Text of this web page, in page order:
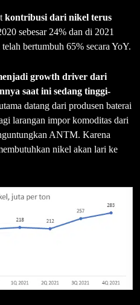
kontribusi dari nikel terus
sebesar 24% dan di 2021
bertumbuh 65% secara YoY.
growth driver dari
saat ini sedang tinggi-
datang dari produsen baterai
larangan impor komoditas dari
ANTM. Karena
nikel akan lari ke